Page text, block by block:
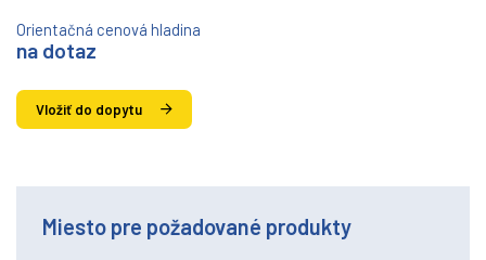
Orientačná cenová hladina
na dotaz
Vložiť do dopytu
Miesto pre požadované produkty